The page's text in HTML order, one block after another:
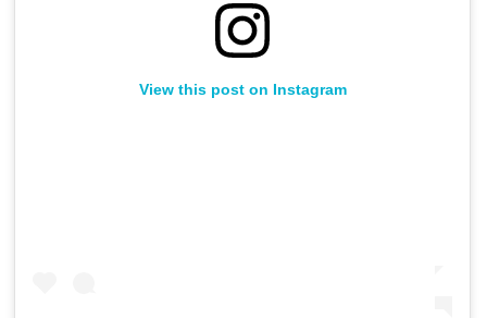
View this post on Instagram